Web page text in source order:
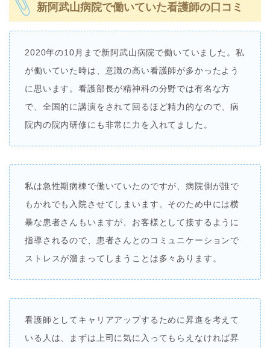
新阿武山病院で働いていた看護師の口コミ
2020年の10月まで新阿武山病院で働いていました。私
が働いていた時は、意識の高い看護師が多かったよう
に思います。看護部長が精神科の分野では有名な方
で、全国的に講演をされて回るほど精力的なので、病
院内の院内研修にも非常に力を入れてました。
私は急性期病棟で働いていたのですが、病院側が誰で
もかれでも入院させてしまいます。そのため中には横
暴な患者さんもいますが、お客様として接するように
指導されるので、患者さんとのコミュニケーションで
ストレスが溜まってしまうことは多々あります。
看護師としてキャリアアップするために昇進を考えて
いる人は、まずは上司に気に入ってもらえなければ昇